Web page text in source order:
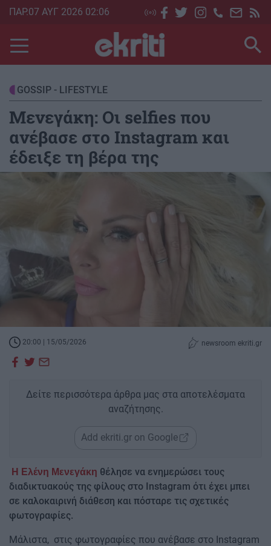
Skip
main
content
ΠΑΡ.07 ΑΥΓ 2026 02:06
GOSSIP - LIFESTYLE
Mενεγάκη: Οι selfies που
ανέβασε στο Instagram και
έδειξε τη βέρα της
20:00 | 15/05/2026 newsroom ekriti.gr
Δείτε περισσότερα άρθρα μας στα αποτελέσματα
αναζήτησης.
Add ekriti.gr on Google
Η Ελένη Μενεγάκη θέλησε να ενημερώσει τους
διαδικτυακούς της φίλους στο Instagram ότι έχει μπει
σε καλοκαιρινή διάθεση και πόσταρε τις σχετικές
φωτογραφίες.
Μάλιστα, στις φωτογραφίες που ανέβασε στο Instagram